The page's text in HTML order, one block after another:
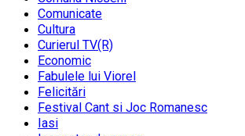
Comunicate
Cultura
Curierul TV(R)
Economic
Fabulele lui Viorel
Felicitări
Festival Cant si Joc Romanesc
Iasi